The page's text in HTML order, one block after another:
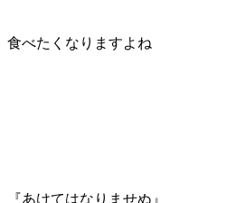
食べたくなりますよね
『あけてはなりませぬ』